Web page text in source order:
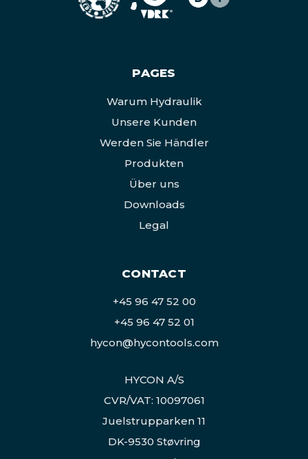
PAGES
Warum Hydraulik
Unsere Kunden
Werden Sie Händler
Produkten
Über uns
Downloads
Legal
CONTACT
+45 96 47 52 00
+45 96 47 52 01
hycon@hycontools.com
HYCON A/S
CVR/VAT: 10097061
Juelstrupparken 11
DK-9530 Støvring